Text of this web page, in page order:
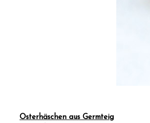
Osterhäschen aus Germteig